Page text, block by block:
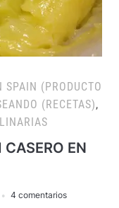
SPAIN (PRODUCTO
(RECETAS),
EN
4 comentarios